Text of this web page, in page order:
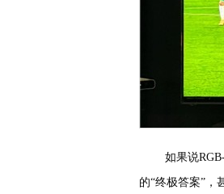
如果说
的“终极答案”，